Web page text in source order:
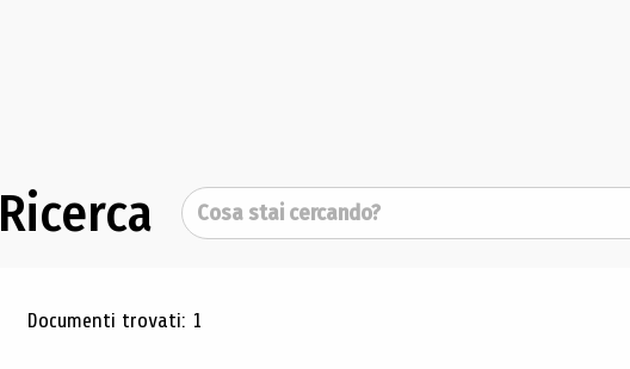
Ricerca Cerca
Risultati di ricerca
Documenti trovati: 1